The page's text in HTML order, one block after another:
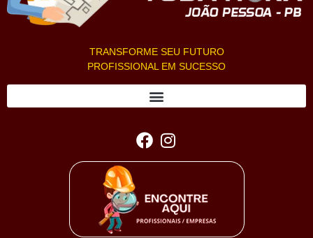
TRANSFORME SEU FUTURO
PROFISSIONAL EM SUCESSO